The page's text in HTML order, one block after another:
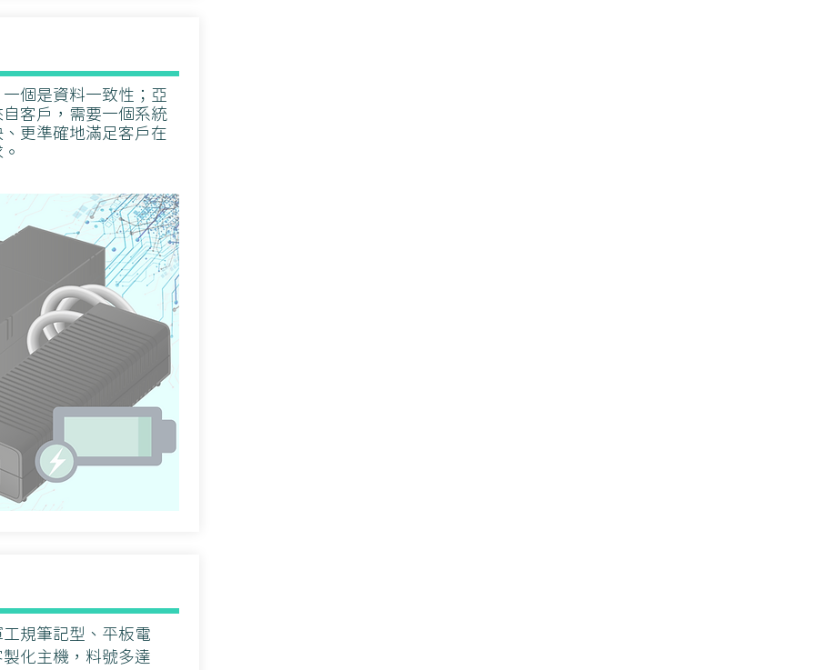
個是資料一致性；亞
客戶，需要一個系統
更準確地滿足客戶在
規筆記型、平板電
化主機，料號多達